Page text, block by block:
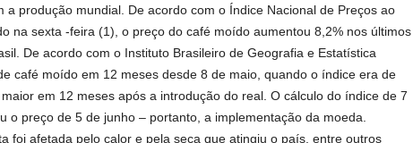
a produção mundial. De acordo com o Índice Nacional de Preços ao
na sexta -feira (1), o preço do café moído aumentou 8,2% nos últimos
De acordo com o Instituto Brasileiro de Geografia e Estatística
café moído em 12 meses desde 8 de maio, quando o índice era de
em 12 meses após a introdução do real. O cálculo do índice de 7
o preço de 5 de junho – portanto, a implementação da moeda.
foi afetada pelo calor e pela seca que atingiu o país, entre outros